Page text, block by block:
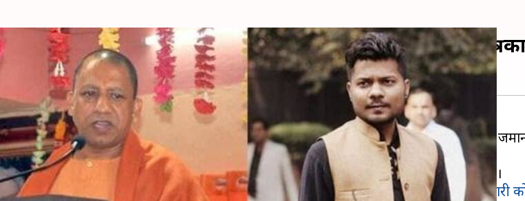
सुप्रीम कोर्ट का योगी सरकार को आदेश, ट्वीट के लिए गिरफ्तार
मुकुल तोमर Jun 11, 2019 01:18 pm
क्या है खबर?
सुप्रीम कोर्ट ने योगी आदित्यनाथ पर ट्वीट के लिए गिरफ्तारकिए गए पत्रकार प्रशांत कनौजिया की तुरंत
कोर्ट ने इस दौरान उत्तर प्रदेश पुलिस पर तीखी टिप्पणी की।
कोर्ट ने एक नागरिक की आजादी को पवित्र बताते हुए कहा कि इससे समझौता नहीं किया जा सकता।
शनिवार को गिरफ्तार किए गए कनौजिया की पत्नी ने सोमवार को सुप्रीम कोर्ट में अपने पति की गिरफ्तारी